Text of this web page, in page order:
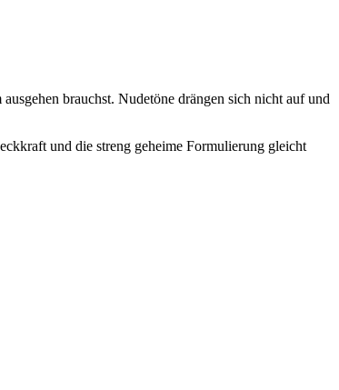
brauchst. Nudetöne drängen sich nicht auf und
und die streng geheime Formulierung gleicht